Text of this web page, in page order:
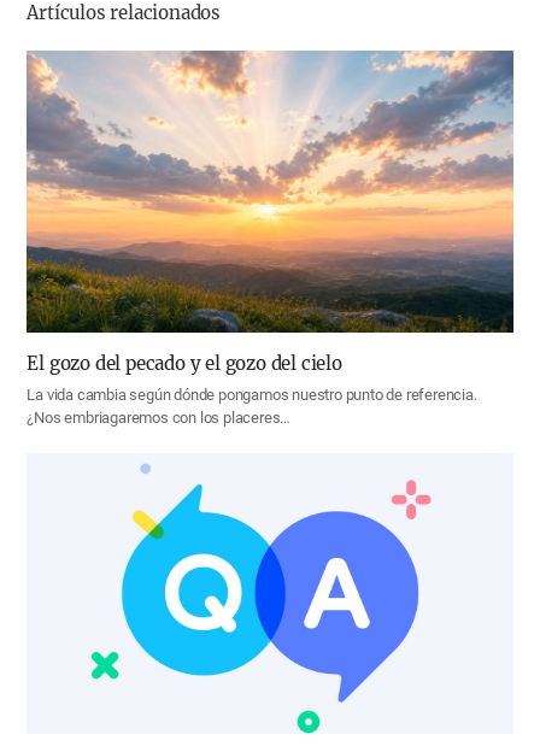
Artículos relacionados
El gozo del pecado y el gozo del cielo
La vida cambia según dónde pongamos nuestro punto de referencia.
¿Nos embriagaremos con los placeres…